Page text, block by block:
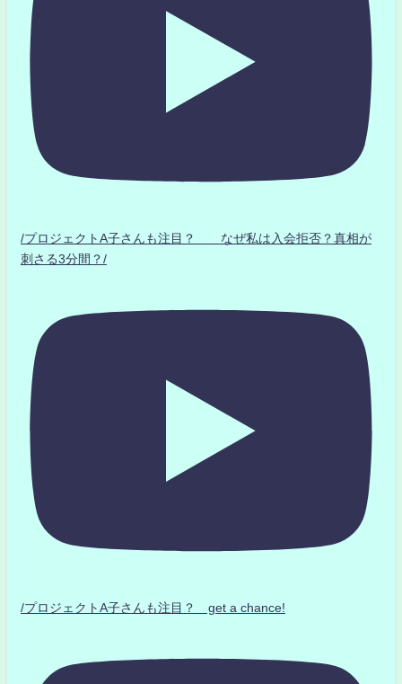
/プロジェクトA子さんも注目？ なぜ私は入会拒否？真相が
刺さる3分間？/
/プロジェクトA子さんも注目？ get a chance!